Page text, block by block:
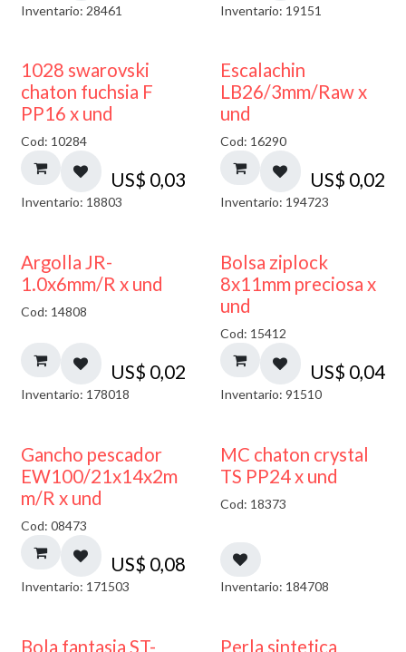
Inventario: 28461 Inventario: 19151
1028 swarovski
chaton fuchsia F
PP16 x und
Cod: 10284
US$ 0,03
Inventario: 18803
Escalachin
LB26/3mm/Raw x
und
Cod: 16290
US$ 0,02
Inventario: 194723
Argolla JR-
1.0x6mm/R x und
Cod: 14808
US$ 0,02
Inventario: 178018
¡NUEVO!
Bolsa ziplock
8x11mm preciosa x
und
Cod: 15412
US$ 0,04
Inventario: 91510
Gancho pescador
EW100/21x14x2m
m/R x und
Cod: 08473
US$ 0,08
Inventario: 171503
MC chaton crystal
TS PP24 x und
Cod: 18373
Inventario: 184708
Bola fantasia ST- Perla sintetica